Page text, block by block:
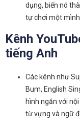
dụng, biến nó
tự chơi một
Kênh
tiếng Anh
Các kênh như
Bum, English
hình ngắn với
từ vựng và ngữ